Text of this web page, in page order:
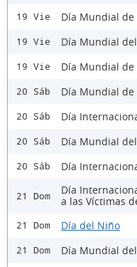
19 Vie Día Mundial
19 Vie Día Mundial
19 Vie Día Mundial de
20 Sáb Día Mundial de
20 Sáb Día
20 Sáb Día Mundial
20 Sáb Día
21 Dom
Día
a las Víctimas
21 Dom Día del Niño
21 Dom Día Mundial